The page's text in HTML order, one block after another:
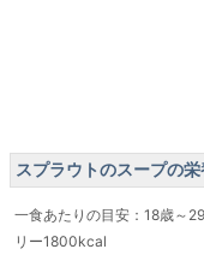
スプラウトのスープの
一食あたりの目安：18歳～
リー1800kcal